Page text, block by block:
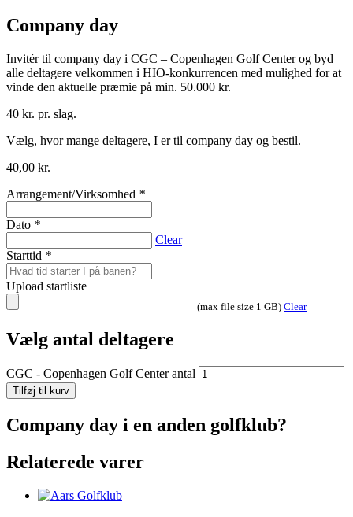
Company day
Invitér til company day i CGC – Copenhagen Golf Center og byd
alle deltagere velkommen i HIO-konkurrencen med mulighed for at
vinde den aktuelle præmie på min. 50.000 kr.
40 kr. pr. slag.
Vælg, hvor mange deltagere, I er til company day og bestil.
40,00 kr.
Arrangement/Virksomhed *
Dato *
Clear
Starttid *
Upload startliste
(max file size 1 GB) Clear
Vælg antal deltagere
CGC - Copenhagen Golf Center antal
Tilføj til kurv
Company day i en anden golfklub?
Relaterede varer